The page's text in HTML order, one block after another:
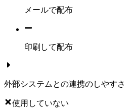
メールで配布
印刷して配布
外部システムとの連携のしやすさ
使用していない